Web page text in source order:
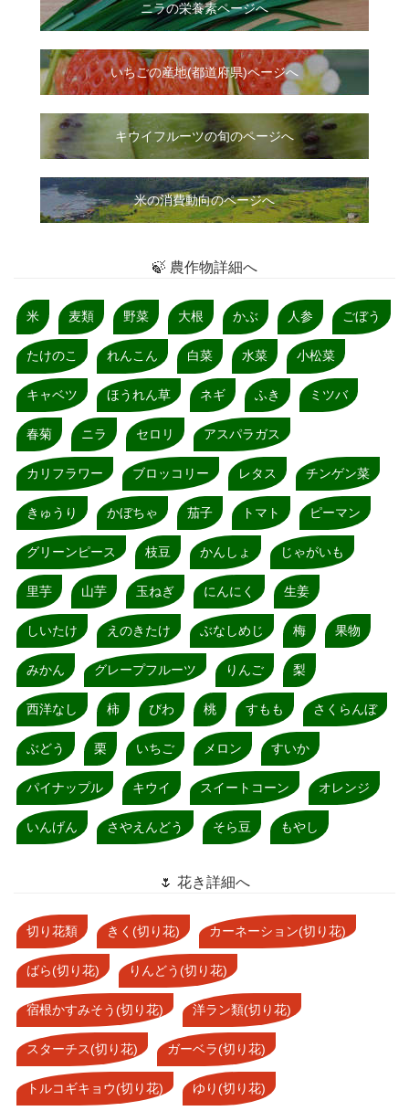
ニラの栄養素ページへ
いちごの産地(都道府県)ページへ
キウイフルーツの旬のページへ
米の消費動向のページへ
🍃 農作物詳細へ
米 麦類 野菜 大根 かぶ 人参 ごぼう
たけのこ れんこん 白菜 水菜 小松菜
キャベツ ほうれん草 ネギ ふき ミツバ
春菊 ニラ セロリ アスパラガス
カリフラワー ブロッコリー レタス チンゲン菜
きゅうり かぼちゃ 茄子 トマト ピーマン
グリーンピース 枝豆 かんしょ じゃがいも
里芋 山芋 玉ねぎ にんにく 生姜
しいたけ えのきたけ ぶなしめじ 梅 果物
みかん グレープフルーツ りんご 梨
西洋なし 柿 びわ 桃 すもも さくらんぼ
ぶどう 栗 いちご メロン すいか
パイナップル キウイ スイートコーン オレンジ
いんげん さやえんどう そら豆 もやし
🌷 花き詳細へ
切り花類 きく(切り花) カーネーション(切り花)
ばら(切り花) りんどう(切り花)
宿根かすみそう(切り花) 洋ラン類(切り花)
スターチス(切り花) ガーベラ(切り花)
トルコギキョウ(切り花) ゆり(切り花)